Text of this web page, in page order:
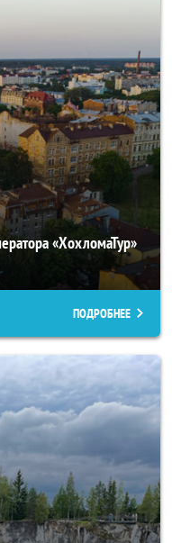
«ХохломаТур»
ПОДРОБНЕЕ